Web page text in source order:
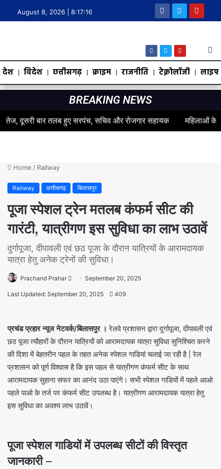
August 8, 2026 | 8:17:17
देश विदेश छत्तीसगढ़ क्राइम राजनीति टेक्नोलॉजी
BREAKING NEWS
बार तलब हुए सरपंच, सचिव और रोजगार सहायक महिलाओं के स्वास्थ्य
Home / Railway
Railway छत्तीसगढ़ बिलासपुर
पूजा स्पेशल ट्रेन मतलब कंफर्म सीट की
गारंटी, यात्रीगण इस सुविधा का लाभ उठावें
दुर्गापूजा, दीपावली एवं छठ पूजा के दौरान यात्रियों के आरामदायक
यात्रा हेतु अनेक ट्रेनों की सुविधा।
Prachand Prahar September 20, 2025
Last Updated: September 20, 2025 409
प्रचंड प्रहार न्यूज नेटवर्क/बिलासपुर ।रेलवे प्रशासन द्वारा दुर्गापूजा, दीपावली एवं
छठ पूजा त्यौहारों के दौरान यात्रियों को आरामदायक यात्रा सुविधा सुनिश्चित करने
की दिशा में बेहतरीन पहल के तहत अनेक स्पेशल गाडियां चलाई जा रही है | रेल
प्रशासन को पूर्ण विश्वास है कि इस पहल से यात्रीगण कंफर्म सीट के साथ
आरामदायक सुहाना सफर का आनंद उठा पाएंगे। सभी स्पेशल गाडियों में पहले आओ
पहले पाओ के तर्ज पर कंफर्म सीट उपलब्ध है। यात्रीगण आरामदायक यात्रा हेतु
इस सुविधा का अवश्य लाभ उठावें।
पूजा स्पेशल गाडियों में उपलब्ध सीटों की विस्तृत
जानकारी –